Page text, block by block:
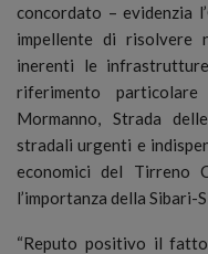
concordato – evidenzia
impellente di
inerenti le
riferimento
Mormanno, Strada
stradali urgenti e
economici del Tirreno
l’importanza della Sibari-
“Reputo positivo il